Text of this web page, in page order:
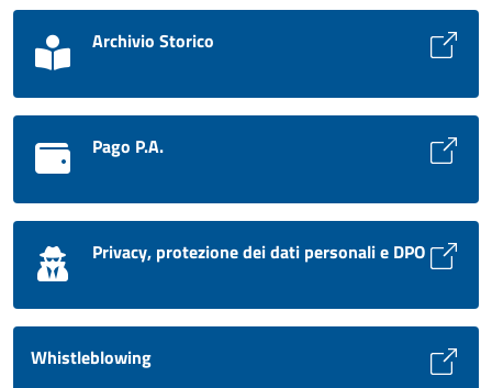
Archivio Storico
Pago P.A.
Privacy, protezione dei dati personali e DPO
Whistleblowing